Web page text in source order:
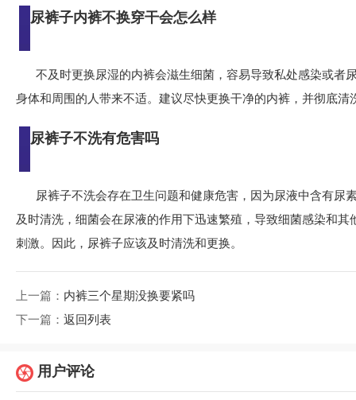
尿裤子内裤不换穿干会怎么样
不及时更换尿湿的内裤会滋生细菌，容易导致私处感染或者
身体和周围的人带来不适。建议尽快更换干净的内裤，并彻底清
尿裤子不洗有危害吗
尿裤子不洗会存在卫生问题和健康危害，因为尿液中含有尿
及时清洗，细菌会在尿液的作用下迅速繁殖，导致细菌感染和
刺激。因此，尿裤子应该及时清洗和更换。
上一篇： 内裤三个星期没换要紧吗
下一篇： 返回列表
用户评论